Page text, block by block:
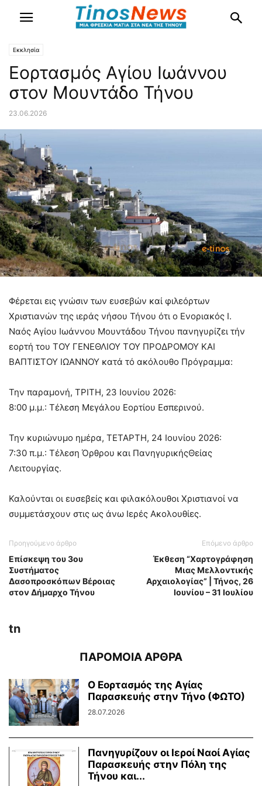
Εκκλησία
Εορτασμός Αγίου Ιωάννου
στον Μουντάδο Τήνου
23.06.2026
Φέρεται εις γνώσιν των ευσεβών καί φιλεόρτων
Χριστιανών της ιεράς νήσου Τήνου ότι ο Ενοριακός Ι.
Ναός Αγίου Ιωάννου Μουντάδου Τήνου πανηγυρίζει τήν
εορτή του ΤΟΥ ΓΕΝΕΘΛΙΟΥ ΤΟΥ ΠΡΟΔΡΟΜΟΥ ΚΑΙ
ΒΑΠΤΙΣΤΟΥ ΙΩΑΝΝΟΥ κατά τό ακόλουθο Πρόγραμμα:
Την παραμονή, ΤΡΙΤΗ, 23 Ιουνίου 2026:
8:00 μ.μ.: Τέλεση Μεγάλου Εορτίου Εσπερινού.
Την κυριώνυμο ημέρα, ΤΕΤΑΡΤΗ, 24 Ιουνίου 2026:
7:30 π.μ.: Τέλεση Όρθρου και ΠανηγυρικήςΘείας
Λειτουργίας.
Καλούνται οι ευσεβείς και φιλακόλουθοι Χριστιανοί να
συμμετάσχουν στις ως άνω Ιερές Ακολουθίες.
Προηγούμενο άρθρο
Επίσκεψη του 3ου
Συστήματος
Δασοπροσκόπων Βέροιας
στον Δήμαρχο Τήνου
Επόμενο άρθρο
Έκθεση “Χαρτογράφηση
Μιας Μελλοντικής
Αρχαιολογίας” | Τήνος, 26
Ιουνίου – 31 Ιουλίου
tn
ΠΑΡΟΜΟΙΑ ΑΡΘΡΑ
Ο Εορτασμός της Αγίας
Παρασκευής στην Τήνο (ΦΩΤΟ)
28.07.2026
Πανηγυρίζουν οι Ιεροί Ναοί Αγίας
Παρασκευής στην Πόλη της
Τήνου και...